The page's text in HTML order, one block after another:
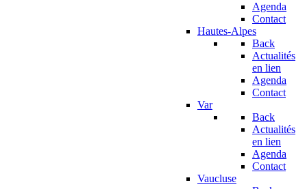
Agenda
Contact
Hautes-Alpes
Back
Actualités
en lien
Agenda
Contact
Var
Back
Actualités
en lien
Agenda
Contact
Vaucluse